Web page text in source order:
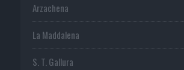
Arzachena
La Maddalena
S. T. Gallura